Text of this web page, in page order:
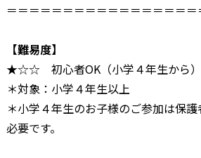
＝＝＝＝＝＝＝＝＝＝＝＝＝＝＝＝＝
【難易度】
★☆☆ 初心者OK（小学４年生から）
＊対象：小学４年生以上
＊小学４年生のお子様のご参加は保
必要です。